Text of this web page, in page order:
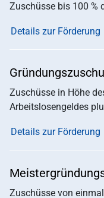
Zuschüsse bis 100 %
Details zur Förderung
Zuschüsse in Höhe
Arbeitslosengeldes
Details zur Förderung
Zuschüsse von